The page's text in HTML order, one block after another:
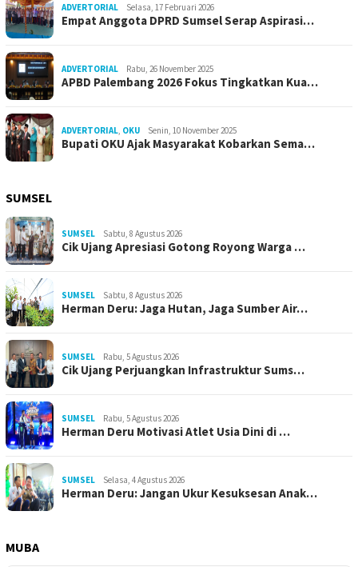
ADVERTORIAL Selasa, 17 Februari 2026
Empat Anggota DPRD Sumsel Serap Aspirasi…
ADVERTORIAL Rabu, 26 November 2025
APBD Palembang 2026 Fokus Tingkatkan Kua…
ADVERTORIAL OKU Senin, 10 November 2025
Bupati OKU Ajak Masyarakat Kobarkan Sema…
SUMSEL
SUMSEL Sabtu, 8 Agustus 2026
Cik Ujang Apresiasi Gotong Royong Warga …
SUMSEL Sabtu, 8 Agustus 2026
Herman Deru: Jaga Hutan, Jaga Sumber Air…
SUMSEL Rabu, 5 Agustus 2026
Cik Ujang Perjuangkan Infrastruktur Sums…
SUMSEL Rabu, 5 Agustus 2026
Herman Deru Motivasi Atlet Usia Dini di …
SUMSEL Selasa, 4 Agustus 2026
Herman Deru: Jangan Ukur Kesuksesan Anak…
MUBA